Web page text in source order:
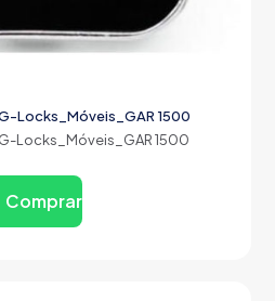
Locks_Móveis_GAR 1500
Locks_Móveis_GAR 1500
Comprar